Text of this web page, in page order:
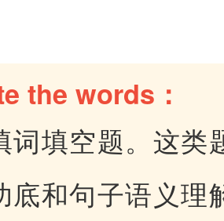
the words：
词填空题。这类
底和句子语义